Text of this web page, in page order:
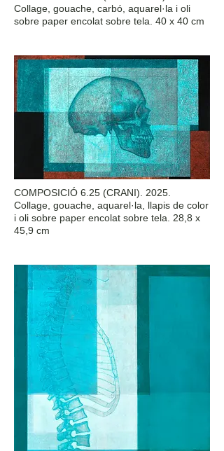
Collage, gouache, carbó, aquarel·la i oli
sobre paper encolat sobre tela. 40 x 40 cm
COMPOSICIÓ 6.25 (CRANI). 2025.
Collage, gouache, aquarel·la, llapis de color
i oli sobre paper encolat sobre tela. 28,8 x
45,9 cm